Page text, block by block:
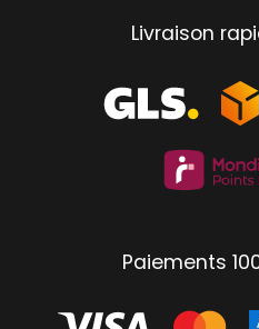
Livraison
Paiements